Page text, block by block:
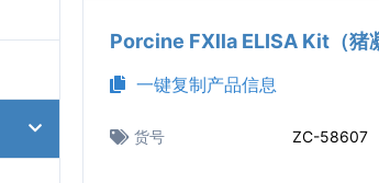
Porcine FⅫa ELISA Kit（猪
一键复制产品信息
货号 ZC-58607